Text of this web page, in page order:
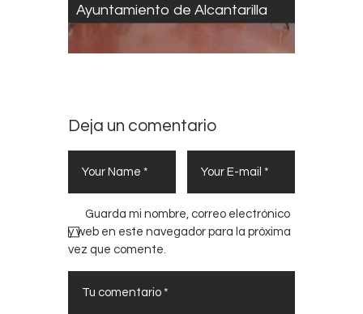
Ayuntamiento de Alcantarilla
Deja un comentario
Guarda mi nombre, correo electrónico
y web en este navegador para la próxima
vez que comente.